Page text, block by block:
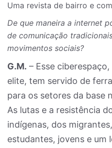
Uma revista de bairro e
De que maneira a internet
de comunicação
movimentos sociais?
G.M. – Esse
elite, tem servido de
para os setores da base
As lutas e a resistência
indígenas, dos
estudantes, jovens e um